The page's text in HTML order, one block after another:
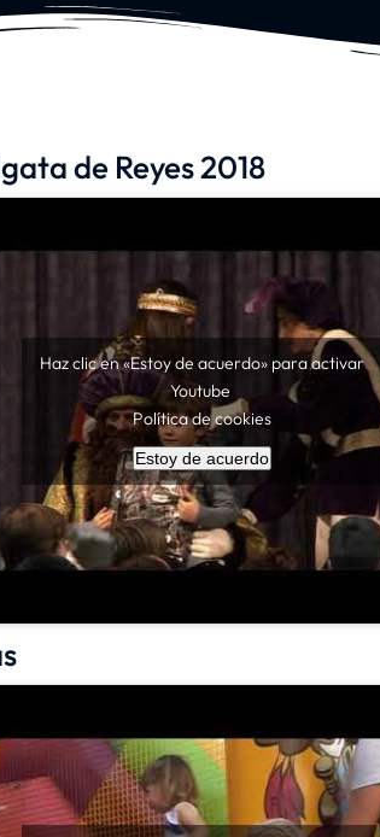
de Reyes 2018
Haz clic en «Estoy de acuerdo» para activar
Youtube
Política de cookies
Estoy de acuerdo